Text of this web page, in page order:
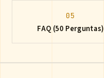
05
FAQ (50 Perguntas)